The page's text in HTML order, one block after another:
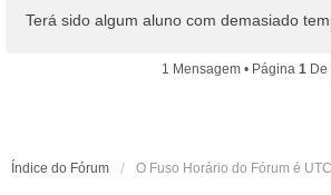
Terá sido algum aluno com demasiado
1 Mensagem • Página 1De
Índice do Fórum O Fuso Horário do Fórum é